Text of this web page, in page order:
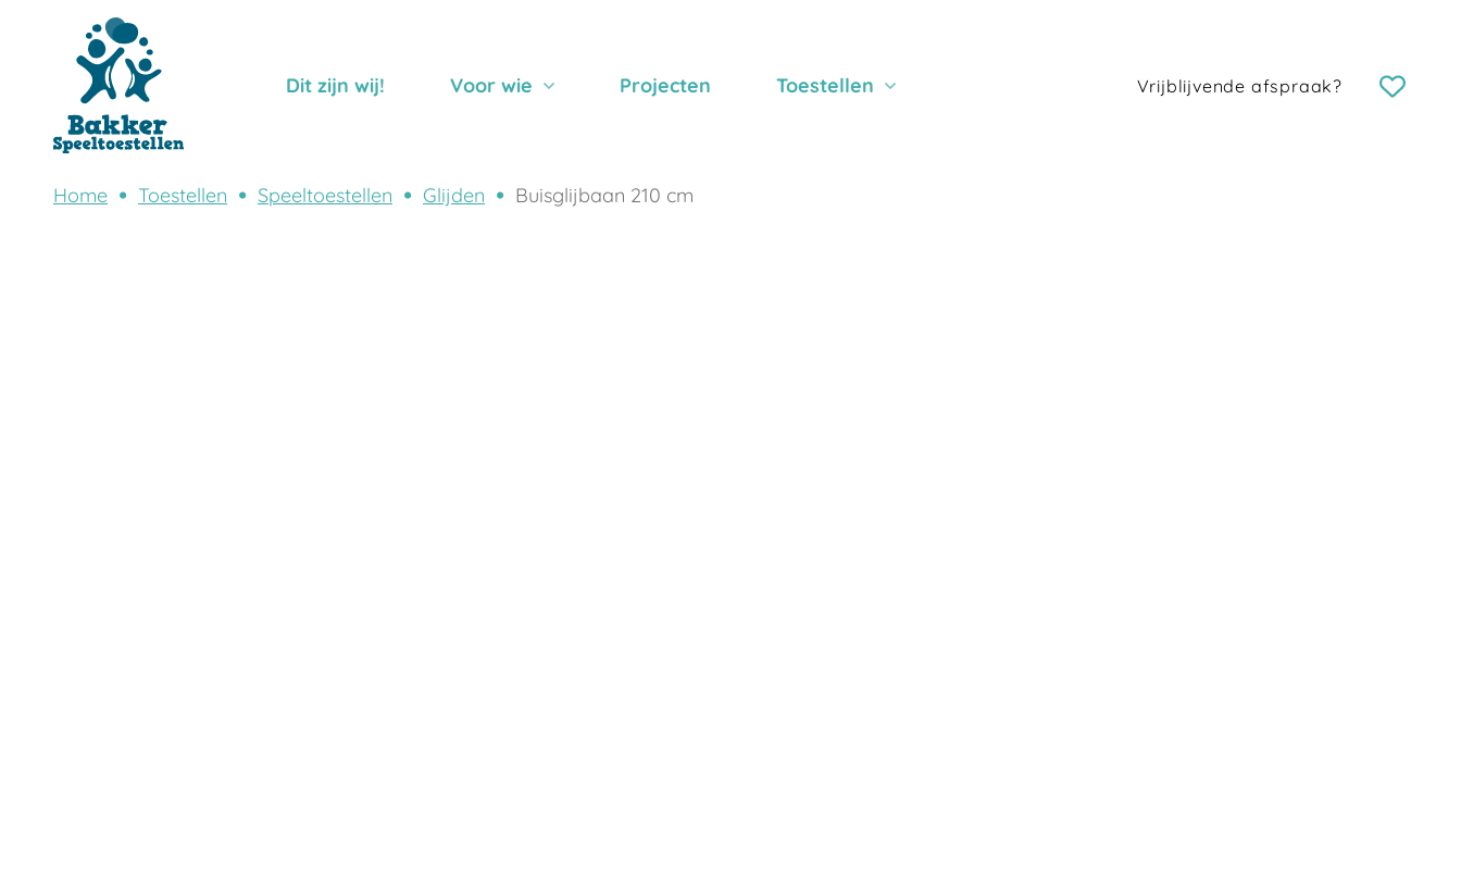
Dit zijn wij! Voor wie Projecten Toestellen Vrijblijvende afspraak?
Home Toestellen Speeltoestellen Glijden Buisglijbaan 210 cm